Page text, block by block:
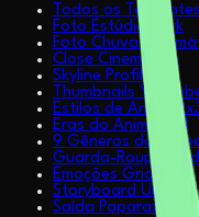
Todos os Templates
Foto Estúdio Dark
Foto Chuva
Close Cinemático
Skyline Profile
Thumbnails
Estilos de Anime
Eras do Anime 2x3
9 Gêneros do
Guarda-Roupa
Emoções Grid 2x2
Storyboard Urbano
Saída Paparazzi